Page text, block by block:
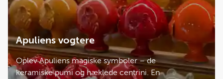
Apuliens vogtere
Oplev Apuliens magiske symboler – de
keramiske pumi og hæklede centrini. En